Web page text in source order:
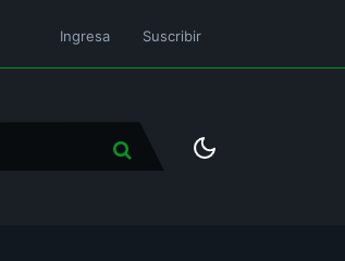
Ingresa Suscribir